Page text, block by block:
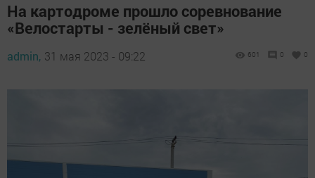
На картодроме прошло соревнование
«Велостарты - зелёный свет»
admin, 31 мая 2023 - 09:22 601 0 0